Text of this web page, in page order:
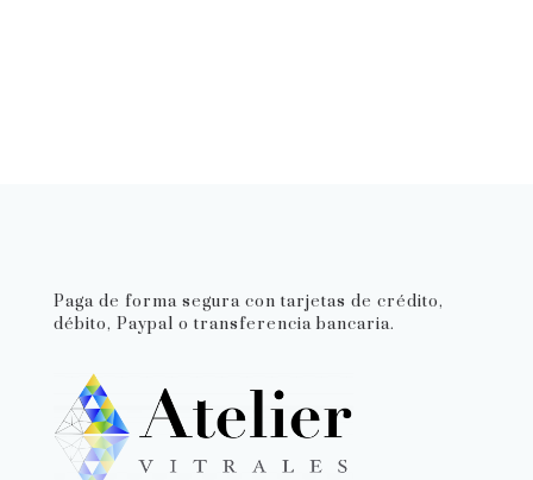
Paga de forma segura con tarjetas de crédito,
débito, Paypal o transferencia bancaria.